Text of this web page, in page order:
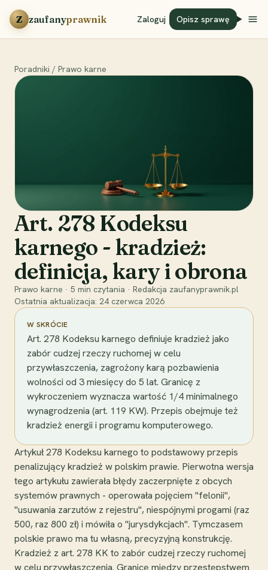
Przejdź do treści
Z zaufanyprawnik Zaloguj Opisz sprawę
Poradniki / Prawo karne
Art. 278 Kodeksu
karnego - kradzież:
definicja, kary i obrona
Prawo karne · 5 min czytania · Redakcja zaufanyprawnik.pl
Ostatnia aktualizacja: 24 czerwca 2026
W SKRÓCIE
Art. 278 Kodeksu karnego definiuje kradzież jako
zabór cudzej rzeczy ruchomej w celu
przywłaszczenia, zagrożony karą pozbawienia
wolności od 3 miesięcy do 5 lat. Granicę z
wykroczeniem wyznacza wartość 1/4 minimalnego
wynagrodzenia (art. 119 KW). Przepis obejmuje też
kradzież energii i programu komputerowego.
Artykuł 278 Kodeksu karnego to podstawowy przepis
penalizujący kradzież w polskim prawie. Pierwotna wersja
tego artykułu zawierała błędy zaczerpnięte z obcych
systemów prawnych - operowała pojęciem "felonii",
"usuwania zarzutów z rejestru", niespójnymi progami (raz
500, raz 800 zł) i mówiła o "jurysdykcjach". Tymczasem
polskie prawo ma tu własną, precyzyjną konstrukcję.
Kradzież z art. 278 KK to zabór cudzej rzeczy ruchomej
w celu przywłaszczenia. Granicę między przestępstwem